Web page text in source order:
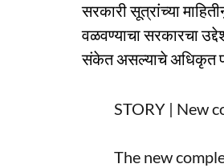
सरकारी सूत्रांच्या
वळवण्याचा सरकारचा
संकेत असल्याचे अधिकृत
STORY | New
The new